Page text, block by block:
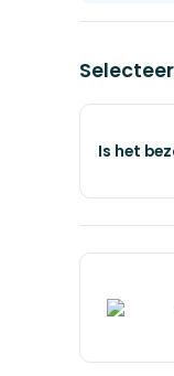
Voeg
€ 0,00
Is het